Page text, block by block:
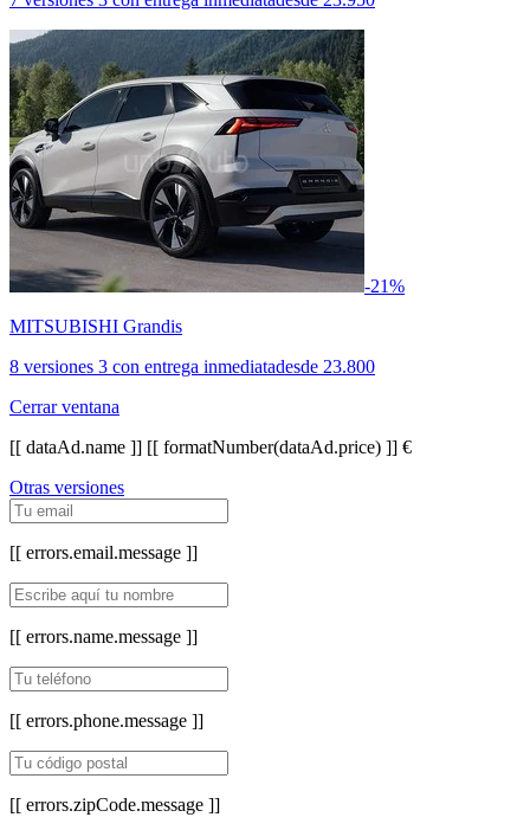
-21%
MITSUBISHI Grandis
8 versiones 3 con entrega inmediatadesde 23.800
Cerrar ventana
[[ dataAd.name ]] [[ formatNumber(dataAd.price) ]] €
Otras versiones
[[ errors.email.message ]]
[[ errors.name.message ]]
[[ errors.phone.message ]]
[[ errors.zipCode.message ]]